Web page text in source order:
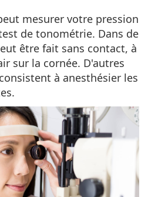
mesurer votre pression
de tonométrie. Dans de
être fait sans contact, à
sur la cornée. D'autres
à anesthésier les